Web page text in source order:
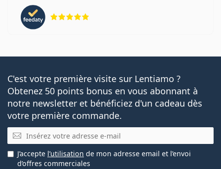
C'est votre première visite sur Lentiamo ?
Obtenez 50 points bonus en vous abonnant à
notre newsletter et bénéficiez d'un cadeau dès
votre première commande.
E-mail
J’accepte l’utilisation de mon adresse email et l’envoi
d’offres commerciales